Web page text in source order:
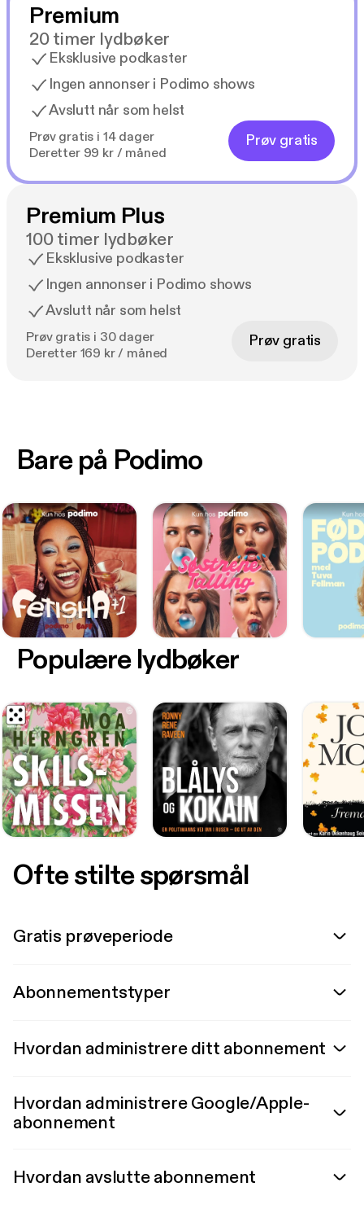
Premium
20 timer lydbøker
Eksklusive podkaster
Ingen annonser i Podimo shows
Avslutt når som helst
Prøv gratis i 14 dager
Deretter 99 kr / måned
Prøv gratis
Premium Plus
100 timer lydbøker
Eksklusive podkaster
Ingen annonser i Podimo shows
Avslutt når som helst
Prøv gratis i 30 dager
Deretter 169 kr / måned
Prøv gratis
Bare på Podimo
Populære lydbøker
Ofte stilte spørsmål
Gratis prøveperiode
Abonnementstyper
Hvordan administrere ditt abonnement
Hvordan administrere Google/Apple-
abonnement
Hvordan avslutte abonnement